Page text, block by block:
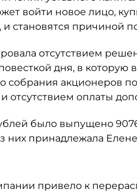
войти новое лицо,
и становятся причиной
отсутствием
дня, в
собрания акционеров
оплаты
было выпущено
принадлежала
привело к